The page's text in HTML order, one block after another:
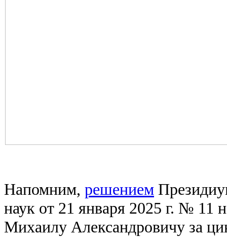
Напомним, решением
наук от 21 января 2025 г. № 11
Михаилу Александровичу за